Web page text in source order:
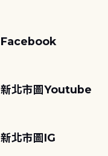
Facebook
新北市圖Youtube
新北市圖IG